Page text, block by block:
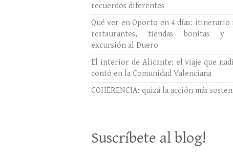
recuerdos diferentes
Qué ver en Oporto en 4 días: itinerario
restaurantes, tiendas bonitas y
excursión al Duero
El interior de Alicante: el viaje que
contó en la Comunidad Valenciana
COHERENCIA: quizá la acción más
Suscríbete al blog!